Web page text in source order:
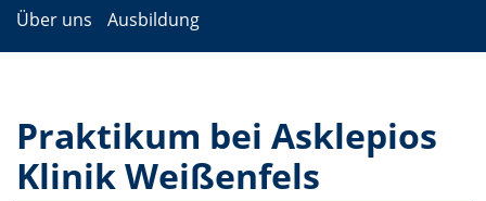
Über uns Ausbildung
Praktikum bei Asklepios
Klinik Weißenfels